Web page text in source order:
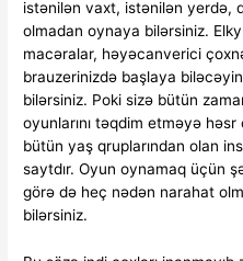
istənilən vaxt, istənilən yerdə,
olmadan oynaya bilərsiniz.
macəralar, həyəcanverici
brauzerinizdə başlaya
bilərsiniz. Poki sizə bütün
oyunlarını təqdim etməyə
bütün yaş qruplarından olan
saytdır. Oyun oynamaq üçün
görə də heç nədən narahat
bilərsiniz.